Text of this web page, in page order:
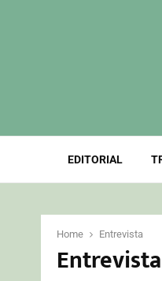
EDITORIAL
Home Entrevista
Entrevista